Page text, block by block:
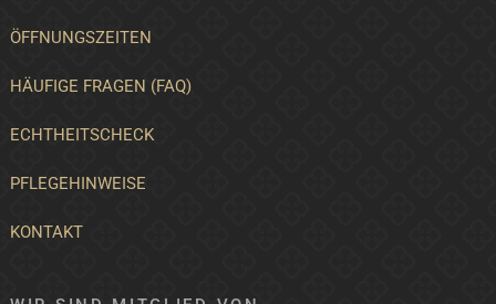
ÖFFNUNGSZEITEN
HÄUFIGE FRAGEN (FAQ)
ECHTHEITSCHECK
PFLEGEHINWEISE
KONTAKT